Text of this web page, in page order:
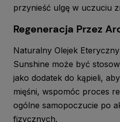
przynieść ulgę w uczuciu
Regeneracja Przez
Naturalny Olejek
Sunshine może być
jako dodatek do kąpieli,
mięśni, wspomóc proces
ogólne samopoczucie po
fizycznych.